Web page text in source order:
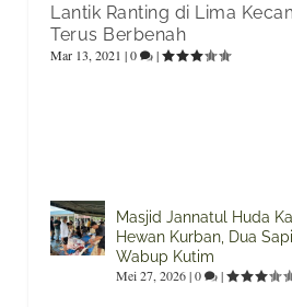
Lantik Ranting di Lima
Terus Berbenah
Mar 13, 2021 |0 |
Masjid Jannatul Huda
Hewan Kurban, Dua
Wabup Kutim
Mei 27, 2026|0 |